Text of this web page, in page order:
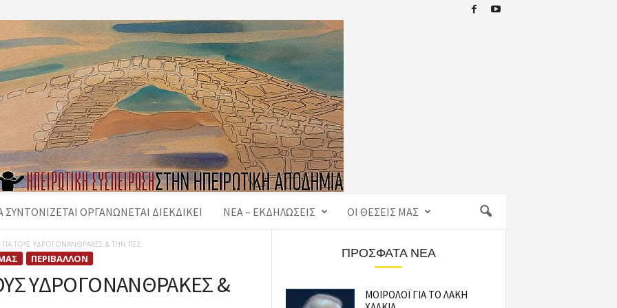
ΟΡΓΑΝΩΝΕΤΑΙ ΔΙΕΚΔΙΚΕΙ ΝΈΑ – ΕΚΔΗΛΏΣΕΙΣ ΟΙ ΘΈΣΕΙΣ ΜΑΣ
ΓΙΑ ΤΟΥΣ ΥΔΡΟΓΟΝΑΝΘΡΑΚΕΣ & ΤΗΝ ΠΣΕ
ΠΕΡΙΒΆΛΛΟΝ
ΥΔΡΟΓΟΝΑΝΘΡΑΚΕΣ &
ΠΡΌΣΦΑΤΑ ΝΈΑ
ΜΟΙΡΟΛΟΪ ΓΙΑ ΤΟ ΛΑΚΗ